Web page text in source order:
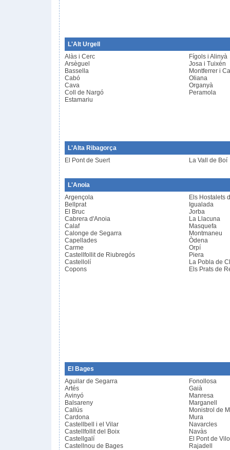
L'Alt Urgell
Alàs i Cerc
Arsèguel
Bassella
Cabó
Cava
Coll de Nargó
Estamariu
Fígols i Alinyà
Josa i Tuixén
Montferrer i
Oliana
Organyà
Peramola
L'Alta Ribagorça
El Pont de Suert
La Vall de Boí
L'Anoia
Argençola
Bellprat
El Bruc
Cabrera d'Anoia
Calaf
Calonge de Segarra
Capellades
Carme
Castellfollit de Riubregós
Castellolí
Copons
Els Hostalets
Igualada
Jorba
La Llacuna
Masquefa
Montmaneu
Òdena
Orpí
Piera
La Pobla de
Els Prats de
El Bages
Aguilar de Segarra
Artés
Avinyó
Balsareny
Callús
Cardona
Castellbell i el Vilar
Castellfollit del Boix
Castellgalí
Castellnou de Bages
Fonollosa
Gaià
Manresa
Marganell
Monistrol de
Mura
Navarcles
Navàs
El Pont de
Rajadell